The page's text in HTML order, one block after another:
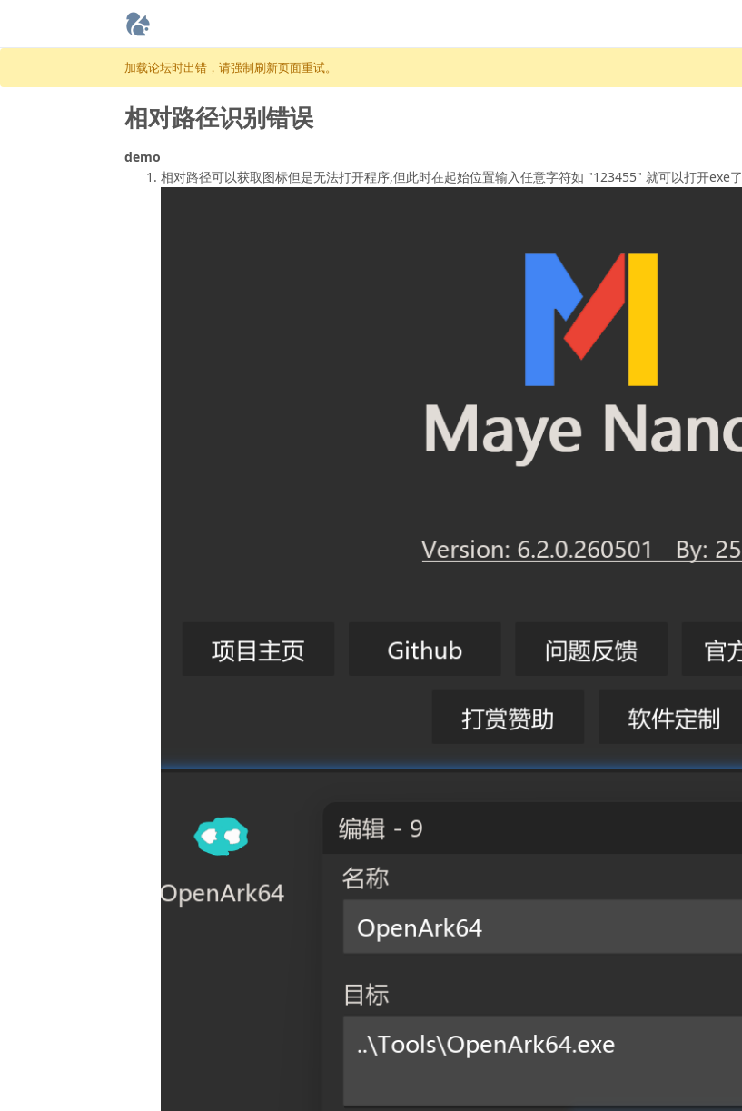
跳至内容
加载论坛时出错，请强制刷新页面重试。
相对路径识别错误
demo
相对路径可以获取图标但是无法打开程序,但此时在起始位置输入任意字符如 "123455" 就可以打开exe了